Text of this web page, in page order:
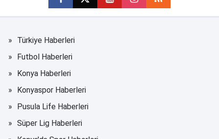
Türkiye Haberleri
Futbol Haberleri
Konya Haberleri
Konyaspor Haberleri
Pusula Life Haberleri
Süper Lig Haberleri